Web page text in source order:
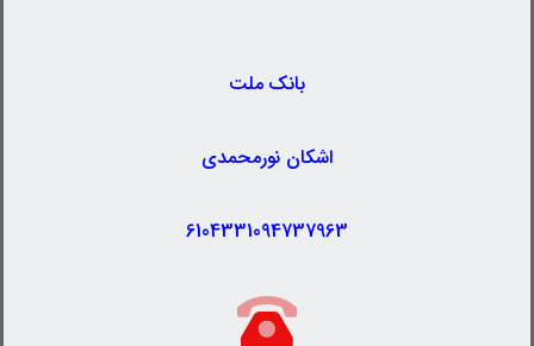
بانک ملت
اشکان نورمحمدی
6104331094737963